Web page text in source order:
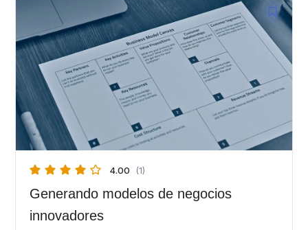
4.00 (1)
Generando modelos de negocios
innovadores